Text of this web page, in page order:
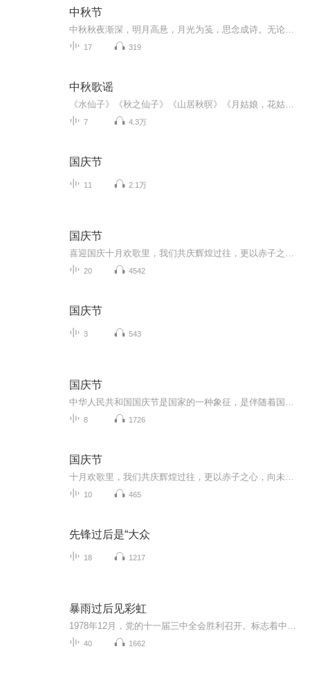
中秋节
17 319
中秋歌谣
7 4.3万
国庆节
11 2.1万
国庆节
20 4542
国庆节
3 543
国庆节
8 1726
国庆节
10 465
先锋过后是“大众
18 1217
暴雨过后见彩虹
40 1662